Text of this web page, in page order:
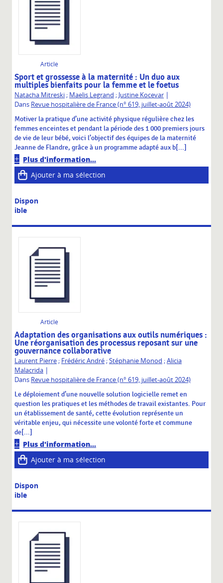
Article
Sport et grossesse à la maternité : Un duo aux
multiples bienfaits pour la femme et le foetus
Natacha Mitreski; Maelis Legrand ; Justine Kocevar |
Dans Revue hospitalière de France (n° 619, juillet-août 2024)
Motiver la pratique d’une activité physique régulière chez les
femmes enceintes et pendant la période des 1 000 premiers jours
de vie de leur bébé, voici l’objectif des équipes de la maternité
Jeanne de Flandre, grâce à un programme adapté aux b[...]
Plus d'information...
Ajouter à ma sélection
Dispon
ible
Article
Adaptation des organisations aux outils numériques :
Une réorganisation des processus reposant sur une
gouvernance collaborative
Laurent Pierre; Frédéric André;Stéphanie Monod ;Alicia
Malacrida |
Dans Revue hospitalière de France (n° 619, juillet-août 2024)
Le déploiement d’une nouvelle solution logicielle remet en
question les pratiques et les méthodes de travail existantes. Pour
un établissement de santé, cette évolution représente un
véritable enjeu, qui nécessite une volonté forte et commune
de[...]
Plus d'information...
Ajouter à ma sélection
Dispon
ible